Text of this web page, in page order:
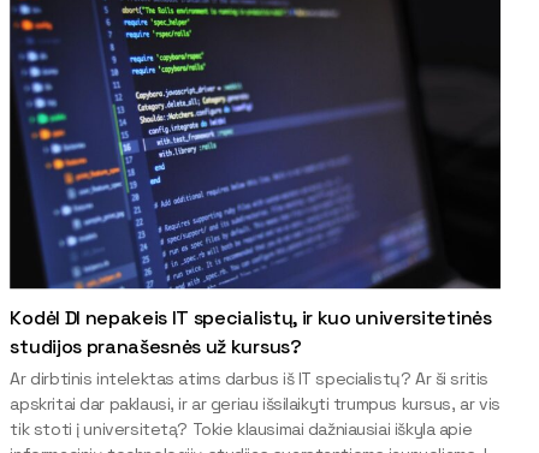
Kodėl DI nepakeis IT specialistų, ir kuo universitetinės
studijos pranašesnės už kursus?
Ar dirbtinis intelektas atims darbus iš IT specialistų? Ar ši sritis
apskritai dar paklausi, ir ar geriau išsilaikyti trumpus kursus, ar vis
tik stoti į universitetą? Tokie klausimai dažniausiai iškyla apie